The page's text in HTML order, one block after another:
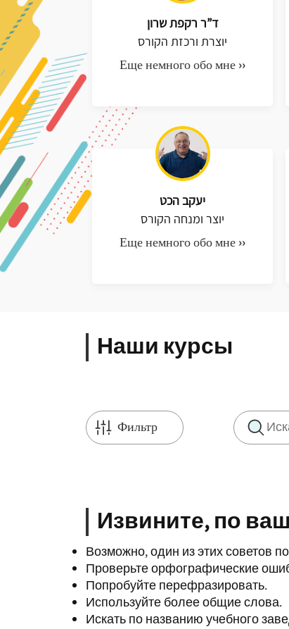
ד”ר רקפת שרון
יוצרת ורכזת הקורס
Еще немного обо мне ››
יעקב הכט
יוצר ומנחה הקורס
Еще немного обо мне ››
Наши курсы
Фильтр
Извините, по
Возможно, один из этих советов
Проверьте орфографические
Попробуйте перефразировать.
Используйте более общие слова.
Искать по названию учебного